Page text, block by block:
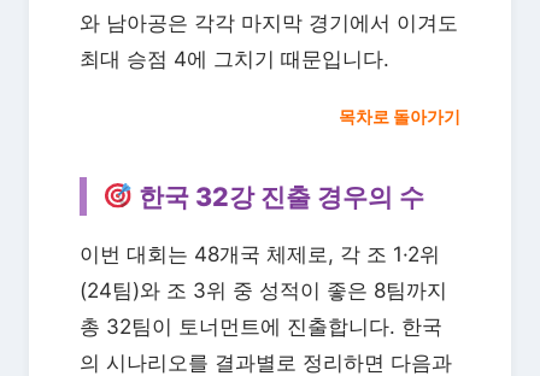
와 남아공은 각각 마지막 경기에서 이겨도
최대 승점 4에 그치기 때문입니다.
목차로 돌아가기
한국 32강 진출 경우의 수
이번 대회는 48개국 체제로, 각 조 1·2위
(24팀)와 조 3위 중 성적이 좋은 8팀까지
총 32팀이 토너먼트에 진출합니다. 한국
의 시나리오를 결과별로 정리하면 다음과